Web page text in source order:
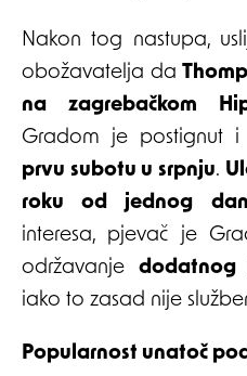
Nakon tog nastupa,
obožavatelja da
na zagrebačkom
Gradom je postignut i
prvu subotu u srpnju.
roku od jednog
interesa, pjevač je
održavanje dodatnog
iako to zasad nije
Popularnost unatoč